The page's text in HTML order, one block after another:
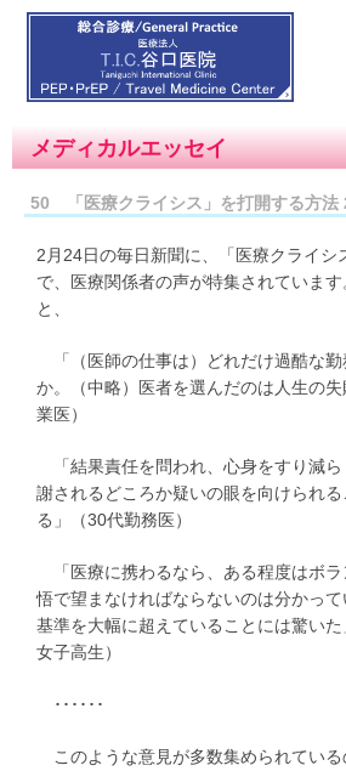
メディカルエッセイ
50 「医療クライシス」を打開する方法
2月24日の毎日新聞に、「医療クライシ
で、医療関係者の声が特集されていま
と、
「（医師の仕事は）どれだけ過酷な勤
か。（中略）医者を選んだのは人生の
業医）
「結果責任を問われ、心身をすり減
謝されるどころか疑いの眼を向けられ
る」（30代勤務医）
「医療に携わるなら、ある程度はボラ
悟で望まなければならないのは分かっ
基準を大幅に超えていることには驚い
女子高生）
･･････
このような意見が多数集められている